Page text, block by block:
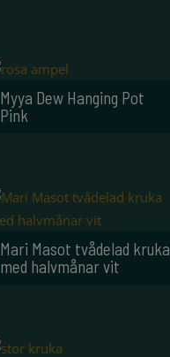
Myya Dew Hanging Pot
Pink
Mari Masot tvådelad kruka
med halvmånar vit